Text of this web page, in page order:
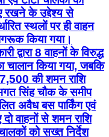
रखने के उद्देश्य से
स्थलों पर ही वाहन
किया गया।
द्वारा 8 वाहनों के विरुद्ध
चालान किया गया, जबकि
की शमन राशि
सिंह चौक के समीप
अवैध बस पार्किंग एवं
वाहनों से शमन राशि
को सख्त निर्देश